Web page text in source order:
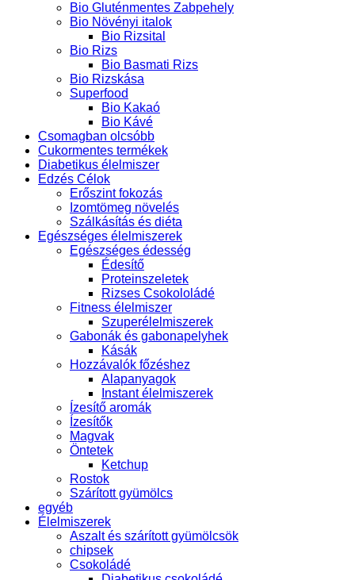
Bio Gluténmentes Zabpehely
Bio Növényi italok
Bio Rizsital
Bio Rizs
Bio Basmati Rizs
Bio Rizskása
Superfood
Bio Kakaó
Bio Kávé
Csomagban olcsóbb
Cukormentes termékek
Diabetikus élelmiszer
Edzés Célok
Erőszint fokozás
Izomtömeg növelés
Szálkásítás és diéta
Egészséges élelmiszerek
Egészséges édesség
Édesítő
Proteinszeletek
Rizses Csokololádé
Fitness élelmiszer
Szuperélelmiszerek
Gabonák és gabonapelyhek
Kásák
Hozzávalók főzéshez
Alapanyagok
Instant élelmiszerek
Ízesítő aromák
Ízesítők
Magvak
Öntetek
Ketchup
Rostok
Szárított gyümölcs
egyéb
Élelmiszerek
Aszalt és szárított gyümölcsök
chipsek
Csokoládé